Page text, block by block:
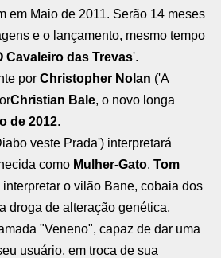
em Maio de 2011. Serão 14 meses
e o lançamento, mesmo tempo
Cavaleiro das Trevas'.
porChristopher Nolan ('A
Christian Bale, o novo longa
de 2012.
veste Prada') interpretará
como Mulher-Gato.Tom
interpretar o vilão Bane, cobaia dos
droga de alteração genética,
"Veneno", capaz de dar uma
usuário, em troca de sua